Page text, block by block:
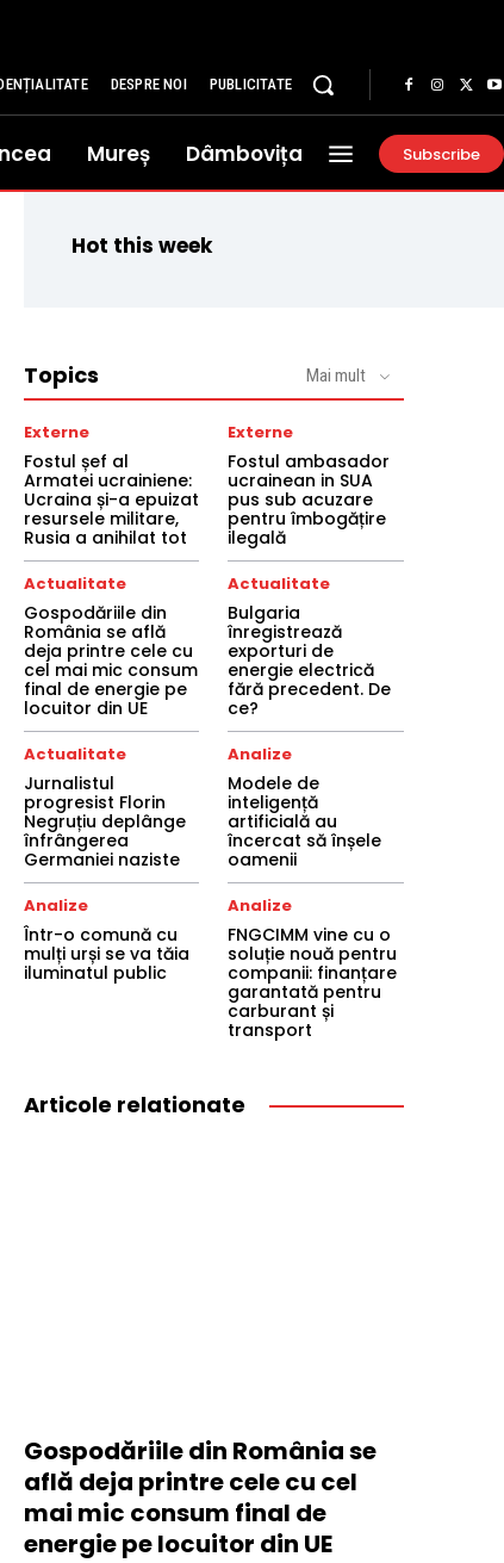
DESPRE NOI PUBLICITATE
Mureș Dâmbovița Subscribe
Hot this week
Topics Mai mult
Externe
Fostul șef al
Armatei ucrainiene:
Ucraina și-a epuizat
resursele militare,
Rusia a anihilat tot
Externe
Fostul ambasador
ucrainean in SUA
pus sub acuzare
pentru îmbogățire
ilegală
Actualitate
Gospodăriile din
România se află
deja printre cele cu
cel mai mic consum
final de energie pe
locuitor din UE
Actualitate
Bulgaria
înregistrează
exporturi de
energie electrică
fără precedent. De
ce?
Actualitate
Jurnalistul
progresist Florin
Negruțiu deplânge
înfrângerea
Germaniei naziste
Analize
Modele de
inteligență
artificială au
încercat să înșele
oamenii
Analize
Într-o comună cu
mulți urși se va tăia
iluminatul public
Analize
FNGCIMM vine cu o
soluție nouă pentru
companii: finanțare
garantată pentru
carburant și
transport
Articole relationate
Gospodăriile din România se
află deja printre cele cu cel
mai mic consum final de
energie pe locuitor din UE